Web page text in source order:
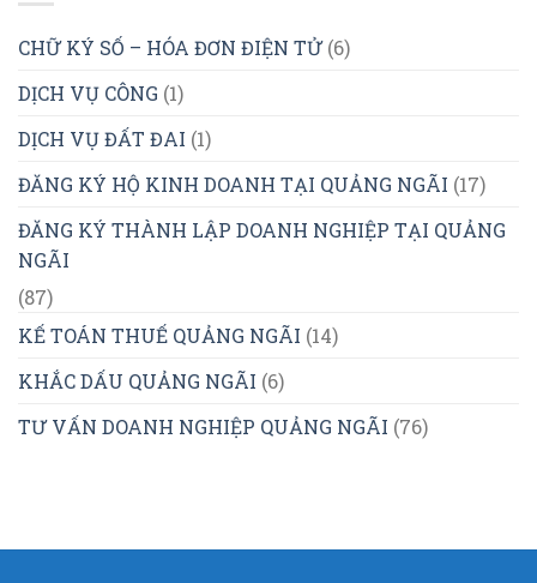
CHỮ KÝ SỐ – HÓA ĐƠN ĐIỆN TỬ(6)
DỊCH VỤ CÔNG (1)
DỊCH VỤ ĐẤT ĐAI (1)
ĐĂNG KÝ HỘ KINH DOANH TẠI QUẢNG NGÃI (17)
ĐĂNG KÝ THÀNH LẬP DOANH NGHIỆP TẠI QUẢNG
NGÃI
(87)
KẾ TOÁN THUẾ QUẢNG NGÃI (14)
KHẮC DẤU QUẢNG NGÃI (6)
TƯ VẤN DOANH NGHIỆP QUẢNG NGÃI (76)